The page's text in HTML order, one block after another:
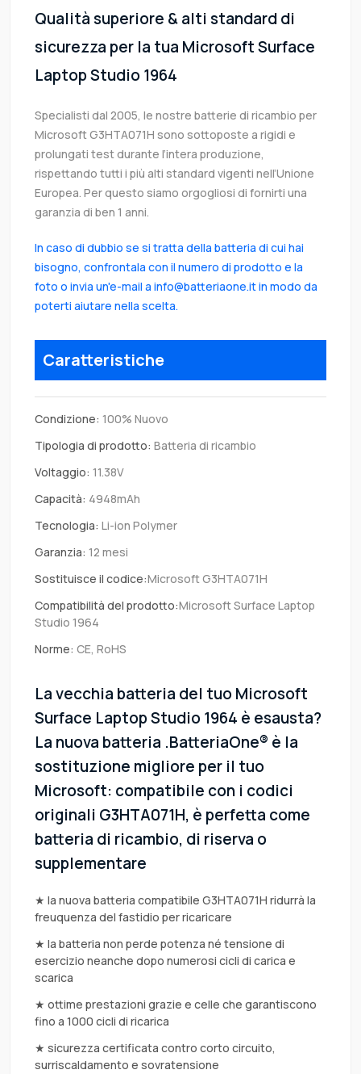
Qualità superiore & alti standard di
sicurezza per la tua Microsoft Surface
Laptop Studio 1964
Specialisti dal 2005, le nostre batterie di ricambio per
Microsoft G3HTA071H sono sottoposte a rigidi e
prolungati test durante l’intera produzione,
rispettando tutti i più alti standard vigenti nell’Unione
Europea. Per questo siamo orgogliosi di fornirti una
garanzia di ben 1 anni.
In caso di dubbio se si tratta della batteria di cui hai
bisogno, confrontala con il numero di prodotto e la
foto o invia un'e-mail a info@batteriaone.it in modo da
poterti aiutare nella scelta.
Caratteristiche
Condizione: 100% Nuovo
Tipologia di prodotto: Batteria di ricambio
Voltaggio: 11.38V
Capacità: 4948mAh
Tecnologia: Li-ion Polymer
Garanzia: 12 mesi
Sostituisce il codice:Microsoft G3HTA071H
Compatibilità del prodotto:Microsoft Surface Laptop
Studio 1964
Norme: CE, RoHS
La vecchia batteria del tuo Microsoft
Surface Laptop Studio 1964 è esausta?
La nuova batteria .BatteriaOne® è la
sostituzione migliore per il tuo
Microsoft: compatibile con i codici
originali G3HTA071H, è perfetta come
batteria di ricambio, di riserva o
supplementare
★ la nuova batteria compatibile G3HTA071H ridurrà la
freuquenza del fastidio per ricaricare
★ la batteria non perde potenza né tensione di
esercizio neanche dopo numerosi cicli di carica e
scarica
★ ottime prestazioni grazie e celle che garantiscono
fino a 1000 cicli di ricarica
★ sicurezza certificata contro corto circuito,
surriscaldamento e sovratensione